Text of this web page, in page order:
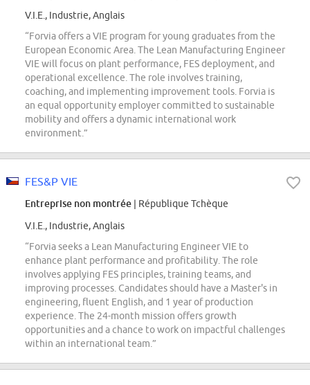
V.I.E., Industrie, Anglais
“Forvia offers a VIE program for young graduates from the
European Economic Area. The Lean Manufacturing Engineer
VIE will focus on plant performance, FES deployment, and
operational excellence. The role involves training,
coaching, and implementing improvement tools. Forvia is
an equal opportunity employer committed to sustainable
mobility and offers a dynamic international work
environment.”
FES&P VIE
Entreprise non montrée | République Tchèque
V.I.E., Industrie, Anglais
“Forvia seeks a Lean Manufacturing Engineer VIE to
enhance plant performance and profitability. The role
involves applying FES principles, training teams, and
improving processes. Candidates should have a Master's in
engineering, fluent English, and 1 year of production
experience. The 24-month mission offers growth
opportunities and a chance to work on impactful challenges
within an international team.”